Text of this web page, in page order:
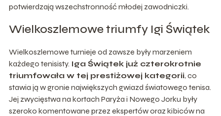
potwierdzają wszechstronność młodej zawodniczki.
Wielkoszlemowe triumfy Igi Świątek
Wielkoszlemowe turnieje od zawsze były marzeniem
każdego tenisisty. Iga Świątek już czterokrotnie
triumfowała w tej prestiżowej kategorii, co
stawia ją w gronie największych gwiazd światowego tenisa.
Jej zwycięstwa na kortach Paryża i Nowego Jorku były
szeroko komentowane przez ekspertów oraz kibiców na